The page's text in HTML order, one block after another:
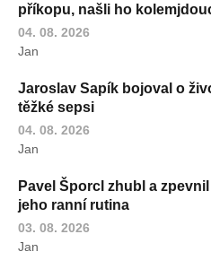
příkopu, našli ho
04. 08. 2026
Jan
Jaroslav Sapík bojoval o
těžké sepsi
04. 08. 2026
Jan
Pavel Šporcl zhubl a
jeho ranní rutina
03. 08. 2026
Jan